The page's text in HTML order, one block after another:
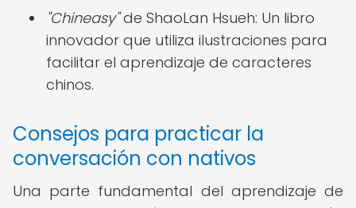
"Chineasy"de ShaoLan Hsueh: Un libro
innovador que utiliza ilustraciones para
facilitar el aprendizaje de caracteres
chinos.
Consejos para practicar la
conversación con nativos
Una parte fundamental del aprendizaje de